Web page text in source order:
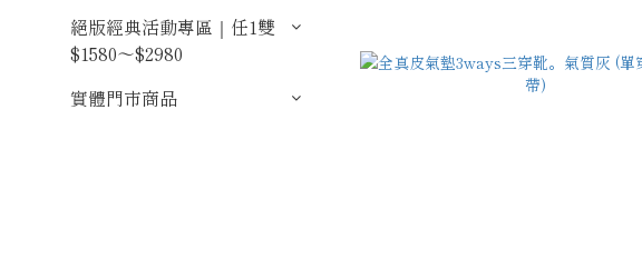
絕版經典活動專區｜任1雙
$1580～$2980
實體門市商品